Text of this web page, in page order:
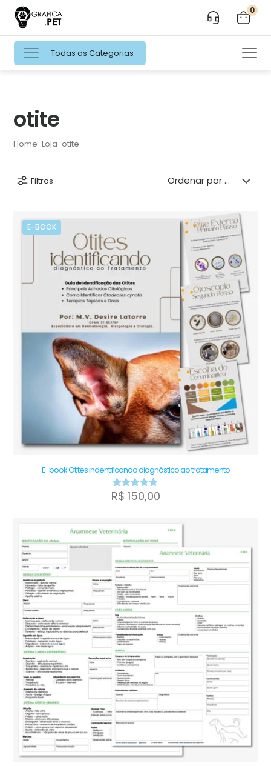
0
Todas as Categorias
otite
Home-Loja-otite
Filtros
E-BOOK
E-book Otites indentificando diagnóstico ao tratamento
Avaliação
5.00
R$ 150,00